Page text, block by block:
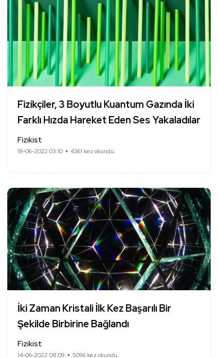
Fizikçiler, 3 Boyutlu Kuantum Gazında İki
Farklı Hızda Hareket Eden Ses Yakaladılar
Fizikist
19-06-2022 03:10 4361 kez okundu.
İki Zaman Kristali İlk Kez Başarılı Bir
Şekilde Birbirine Bağlandı
Fizikist
14-06-2022 08:09 5096 kez okundu.